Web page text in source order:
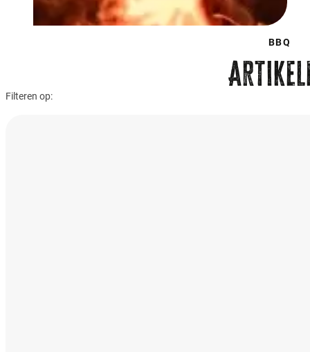
BBQ
Filteren op: